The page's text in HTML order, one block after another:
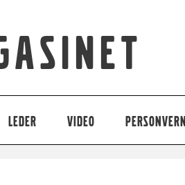
LEDER VIDEO PERSONVERN